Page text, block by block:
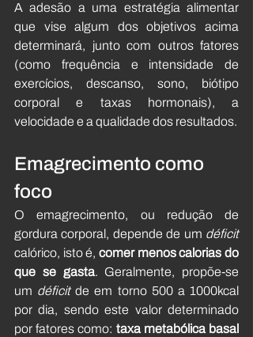
A adesão a uma estratégia alimentar
que vise algum dos objetivos acima
determinará, junto com outros fatores
(como frequência e intensidade de
exercícios, descanso, sono, biótipo
corporal e taxas hormonais), a
velocidade e a qualidade dos resultados.
Emagrecimento como
foco
O emagrecimento, ou redução de
gordura corporal, depende de um déficit
calórico, isto é, comer menos calorias do
que se gasta. Geralmente, propõe-se
um déficit de em torno 500 a 1000kcal
por dia, sendo este valor determinado
por fatores como: taxa metabólica basal